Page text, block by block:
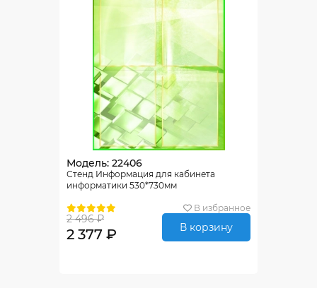
Модель: 22406
Стенд Информация для кабинета
информатики 530*730мм
В избранное
2 496 ₽
2 377 ₽ В корзину